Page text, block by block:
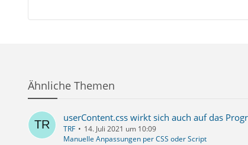
Ähnliche Themen
TRF
14. Juli 2021 um 10:09
Manuelle Anpassungen per CSS oder Script